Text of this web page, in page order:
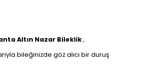
Altın Nazar Bileklik,
bileğinizde göz alıcı bir duruş